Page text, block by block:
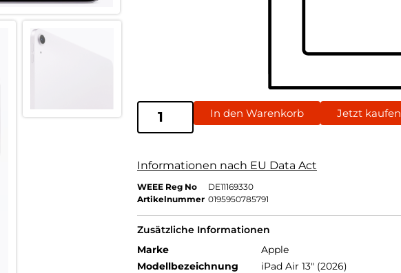
In den Warenkorb Jetzt kaufen
Informationen nach EU Data Act
WEEE Reg No
DE11169330
Artikelnummer 0195950785791
Zusätzliche Informationen
Marke
Apple
Modellbezeichnung
iPad Air 13" (2026)